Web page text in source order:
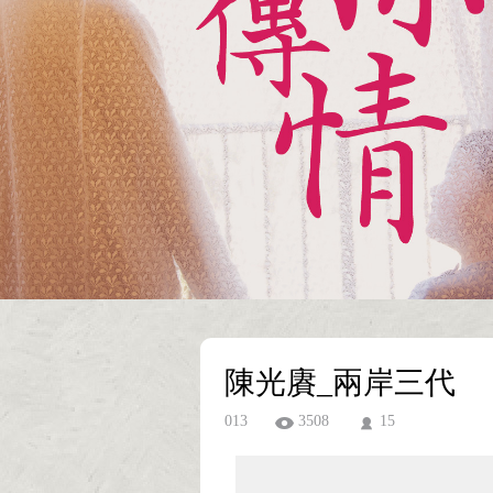
陳光賡_兩岸三代
013 3508 15